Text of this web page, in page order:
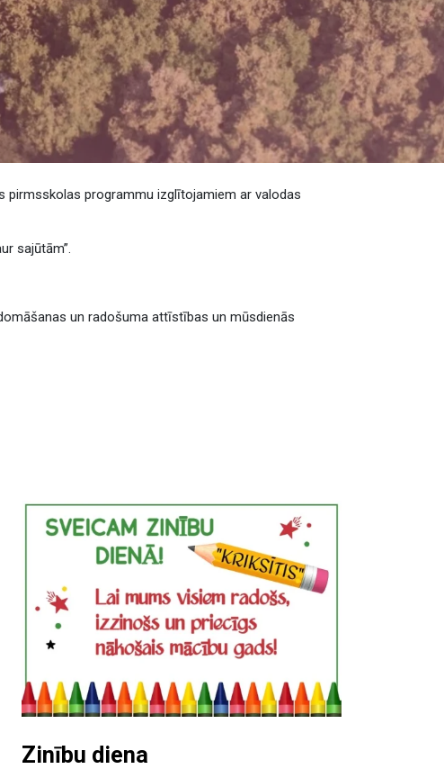
pirmsskolas programmu izglītojamiem ar valodas
sajūtām”.
un radošuma attīstības un mūsdienās
Zinību diena